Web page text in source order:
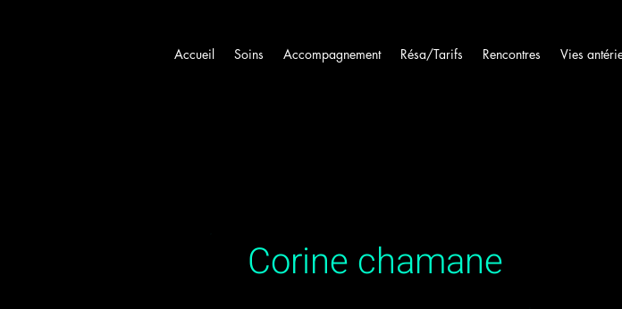
Accueil Soins Accompagnement Résa/Tarifs Rencontres Vies
Corine chamane